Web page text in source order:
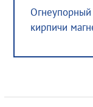
Next
post:
кирпичи